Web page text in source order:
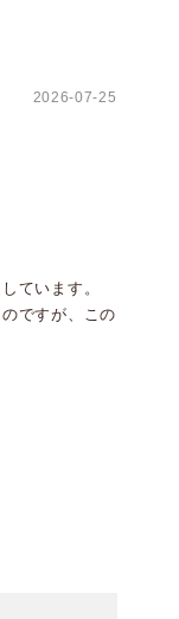
2026-07-25
ています。
ですが、この